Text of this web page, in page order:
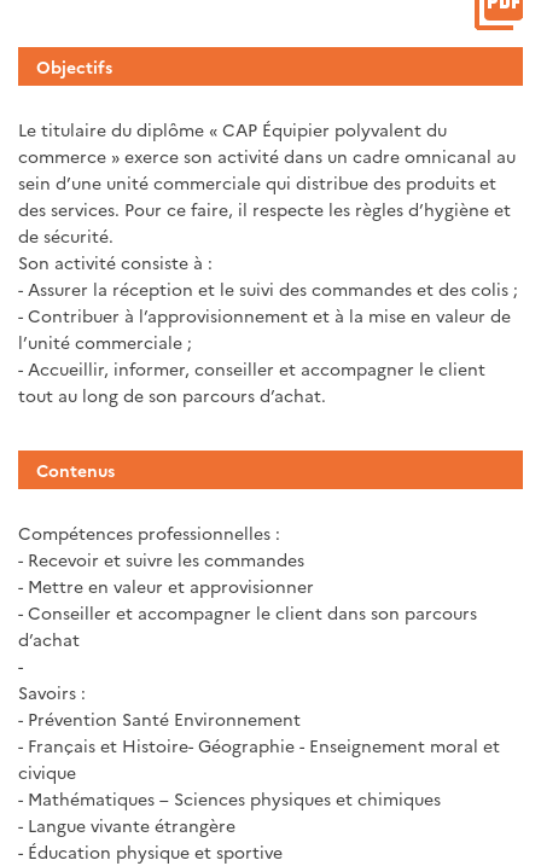
Objectifs
Le titulaire du diplôme « CAP Équipier polyvalent du
commerce » exerce son activité dans un cadre omnicanal au
sein d’une unité commerciale qui distribue des produits et
des services. Pour ce faire, il respecte les règles d’hygiène et
de sécurité.
Son activité consiste à :
- Assurer la réception et le suivi des commandes et des colis ;
- Contribuer à l’approvisionnement et à la mise en valeur de
l’unité commerciale ;
- Accueillir, informer, conseiller et accompagner le client
tout au long de son parcours d’achat.
Contenus
Compétences professionnelles :
- Recevoir et suivre les commandes
- Mettre en valeur et approvisionner
- Conseiller et accompagner le client dans son parcours
d’achat
-
Savoirs :
- Prévention Santé Environnement
- Français et Histoire- Géographie - Enseignement moral et
civique
- Mathématiques – Sciences physiques et chimiques
- Langue vivante étrangère
- Éducation physique et sportive